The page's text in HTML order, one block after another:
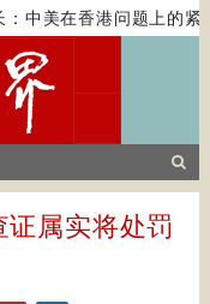
中美在香港问题上的紧
属实将处罚